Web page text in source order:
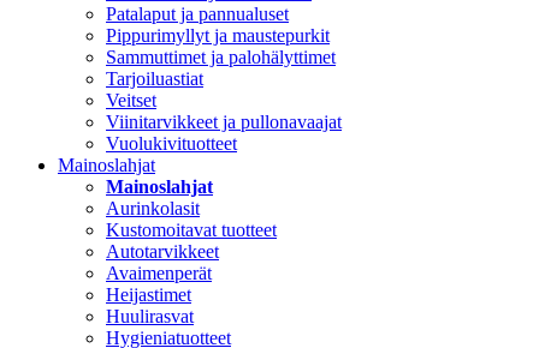
Patalaput ja pannualuset
Pippurimyllyt ja maustepurkit
Sammuttimet ja palohälyttimet
Tarjoiluastiat
Veitset
Viinitarvikkeet ja pullonavaajat
Vuolukivituotteet
Mainoslahjat
Mainoslahjat
Aurinkolasit
Kustomoitavat tuotteet
Autotarvikkeet
Avaimenperät
Heijastimet
Huulirasvat
Hygieniatuotteet